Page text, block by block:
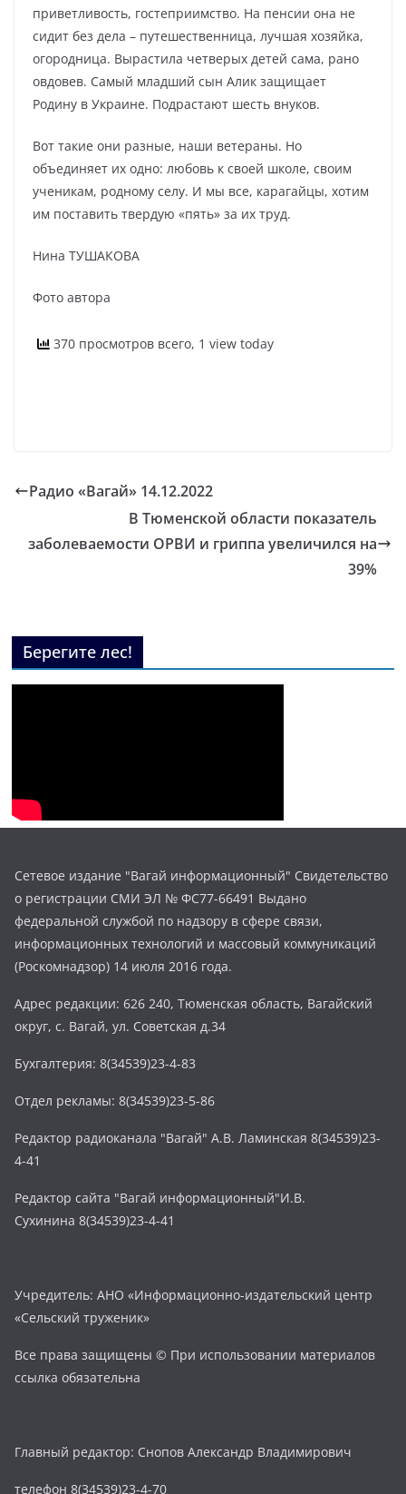
приветливость, гостеприимство. На пенсии она не
сидит без дела – путешественница, лучшая хозяйка,
огородница. Вырастила четверых детей сама, рано
овдовев. Самый младший сын Алик защищает
Родину в Украине. Подрастают шесть внуков.
Вот такие они разные, наши ветераны. Но
объединяет их одно: любовь к своей школе, своим
ученикам, родному селу. И мы все, карагайцы, хотим
им поставить твердую «пять» за их труд.
Нина ТУШАКОВА
Фото автора
370 просмотров всего, 1 view today
Радио «Вагай» 14.12.2022
В Тюменской области показатель
заболеваемости ОРВИ и гриппа увеличился на
39%
Берегите лес!
Сетевое издание "Вагай информационный" Свидетельство
о регистрации СМИ ЭЛ № ФС77-66491 Выдано
федеральной службой по надзору в сфере связи,
информационных технологий и массовый коммуникаций
(Роскомнадзор) 14 июля 2016 года.
Адрес редакции: 626 240, Тюменская область, Вагайский
округ, с. Вагай, ул. Советская д.34
Бухгалтерия: 8(34539)23-4-83
Отдел рекламы: 8(34539)23-5-86
Редактор радиоканала "Вагай" А.В. Ламинская 8(34539)23-
4-41
Редактор сайта "Вагай информационный"И.В.
Сухинина 8(34539)23-4-41
Учредитель: АНО «Информационно-издательский центр
«Сельский труженик»
Все права защищены © При использовании материалов
ссылка обязательна
Главный редактор: Снопов Александр Владимирович
телефон 8(34539)23-4-70